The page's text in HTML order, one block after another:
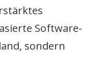
Software-
sondern